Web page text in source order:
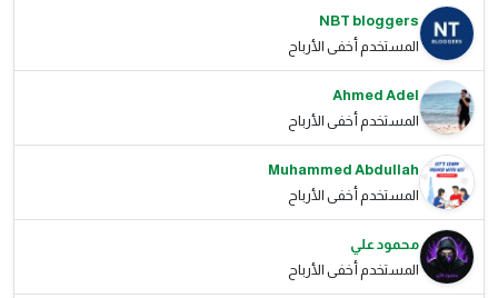
NBT bloggers
المستخدم أخفى الأرباح
Ahmed Adel
المستخدم أخفى الأرباح
Muhammed Abdullah
المستخدم أخفى الأرباح
محمود علي
المستخدم أخفى الأرباح